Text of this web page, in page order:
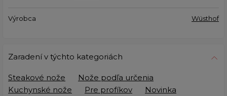
Výrobca Wüsthof
Zaradení v týchto kategoriách
Steakové nože
Nože podľa určenia
Kuchynské nože
Pre profíkov
Novinka